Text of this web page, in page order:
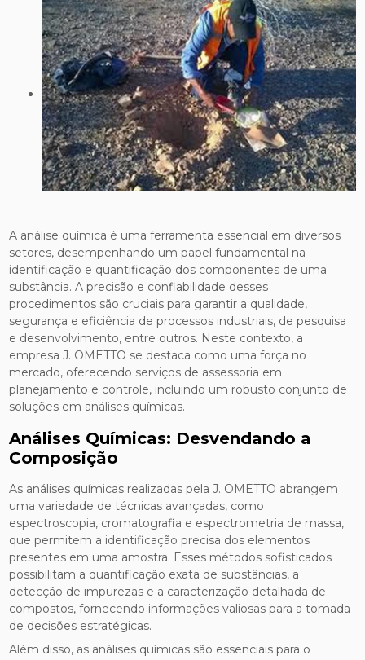
A análise química é uma ferramenta essencial em diversos
setores, desempenhando um papel fundamental na
identificação e quantificação dos componentes de uma
substância. A precisão e confiabilidade desses
procedimentos são cruciais para garantir a qualidade,
segurança e eficiência de processos industriais, de pesquisa
e desenvolvimento, entre outros. Neste contexto, a
empresa J. OMETTO se destaca como uma força no
mercado, oferecendo serviços de assessoria em
planejamento e controle, incluindo um robusto conjunto de
soluções em análises químicas.
Análises Químicas: Desvendando a
Composição
As análises químicas realizadas pela J. OMETTO abrangem
uma variedade de técnicas avançadas, como
espectroscopia, cromatografia e espectrometria de massa,
que permitem a identificação precisa dos elementos
presentes em uma amostra. Esses métodos sofisticados
possibilitam a quantificação exata de substâncias, a
detecção de impurezas e a caracterização detalhada de
compostos, fornecendo informações valiosas para a tomada
de decisões estratégicas.
Além disso, as análises químicas são essenciais para o